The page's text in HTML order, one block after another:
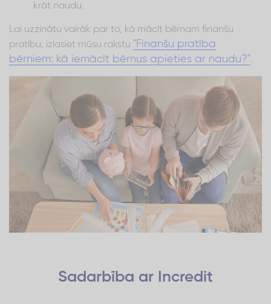
krāt naudu.
Lai uzzinātu vairāk par to, kā mācīt bērnam finanšu
pratību, izlasiet mūsu rakstu "Finanšu pratība
bērniem: kā iemācīt bērnus apieties ar naudu?".
Sadarbība ar Incredit